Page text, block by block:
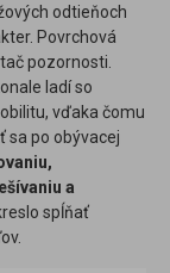
odtieňoch
Povrchová
pozornosti.
ladí so
vďaka čomu
sa po obývacej
a
spĺňať